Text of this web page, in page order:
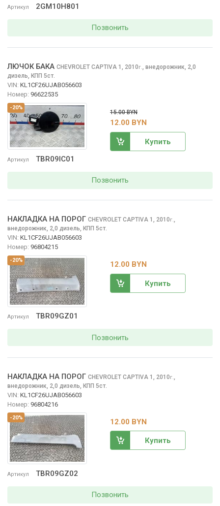
Артикул 2GM10H801
Позвонить
-20%
Артикул TBR09IC01
ЛЮЧОК БАКА CHEVROLET CAPTIVA 1, 2010г., внедорожник, 2,0
дизель, КПП 5ст.
VIN: KL1CF26UJAB056603
Номер: 96622535
15.00 BYN
12.00 BYN
Купить
Позвонить
-20%
Артикул TBR09GZ01
НАКЛАДКА НА ПОРОГ CHEVROLET CAPTIVA 1, 2010г.,
внедорожник, 2,0 дизель, КПП 5ст.
VIN: KL1CF26UJAB056603
Номер: 96804215
12.00 BYN
Купить
Позвонить
-20%
Артикул TBR09GZ02
НАКЛАДКА НА ПОРОГ CHEVROLET CAPTIVA 1, 2010г.,
внедорожник, 2,0 дизель, КПП 5ст.
VIN: KL1CF26UJAB056603
Номер: 96804216
12.00 BYN
Купить
Позвонить